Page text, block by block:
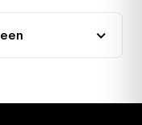
in Lübtheen
Höchststand im